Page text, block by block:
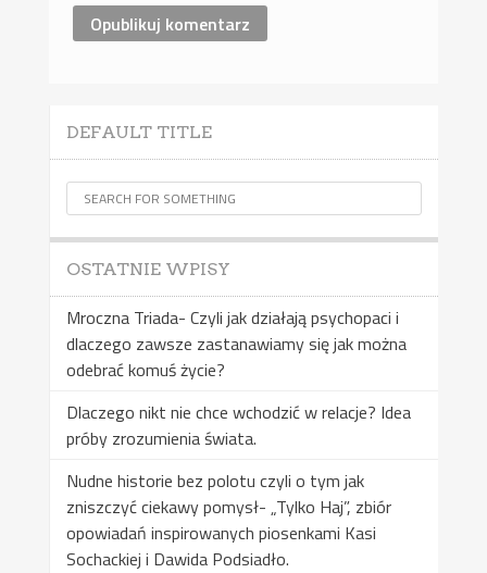
DEFAULT TITLE
OSTATNIE WPISY
Mroczna Triada- Czyli jak działają psychopaci i
dlaczego zawsze zastanawiamy się jak można
odebrać komuś życie?
Dlaczego nikt nie chce wchodzić w relacje? Idea
próby zrozumienia świata.
Nudne historie bez polotu czyli o tym jak
zniszczyć ciekawy pomysł- „Tylko Haj”, zbiór
opowiadań inspirowanych piosenkami Kasi
Sochackiej i Dawida Podsiadło.